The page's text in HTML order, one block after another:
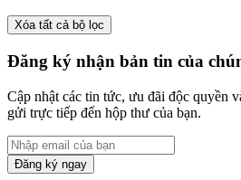
Xóa tất cả bộ lọc
Đăng ký nhận bản tin của
Cập nhật các tin tức, ưu đãi độc quyền
gửi trực tiếp đến hộp thư của bạn.
Đăng ký ngay